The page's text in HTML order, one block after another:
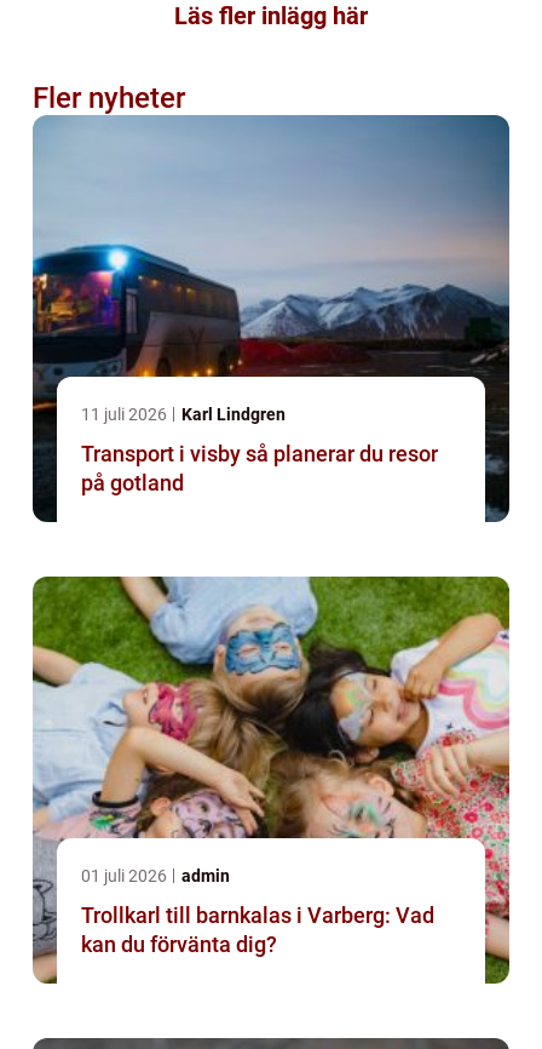
Läs fler inlägg här
Fler nyheter
11 juli 2026 Karl Lindgren
Transport i visby så planerar du resor
på gotland
01 juli 2026 admin
Trollkarl till barnkalas i Varberg: Vad
kan du förvänta dig?